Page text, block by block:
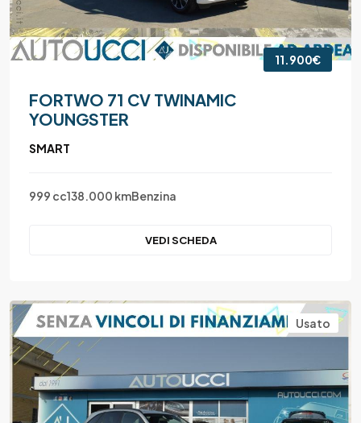
11.900€
FORTWO 71 CV TWINAMIC
YOUNGSTER
SMART
999 cc138.000 kmBenzina
VEDI SCHEDA
Usato